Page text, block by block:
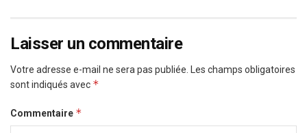
Laisser un commentaire
Votre adresse e-mail ne sera pas publiée. Les champs obligatoires
sont indiqués avec *
Commentaire *